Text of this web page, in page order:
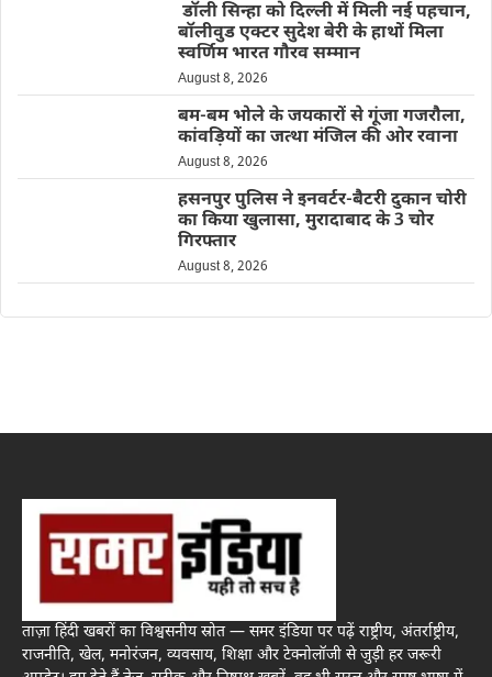
डॉली सिन्हा को दिल्ली में मिली नई पहचान,
बॉलीवुड एक्टर सुदेश बेरी के हाथों मिला
स्वर्णिम भारत गौरव सम्मान
August 8, 2026
बम-बम भोले के जयकारों से गूंजा गजरौला,
कांवड़ियों का जत्था मंजिल की ओर रवाना
August 8, 2026
हसनपुर पुलिस ने इनवर्टर-बैटरी दुकान चोरी
का किया खुलासा, मुरादाबाद के 3 चोर
गिरफ्तार
August 8, 2026
ताज़ा हिंदी खबरों का विश्वसनीय स्रोत — समर इंडिया पर पढ़ें राष्ट्रीय, अंतर्राष्ट्रीय,
राजनीति, खेल, मनोरंजन, व्यवसाय, शिक्षा और टेक्नोलॉजी से जुड़ी हर जरूरी